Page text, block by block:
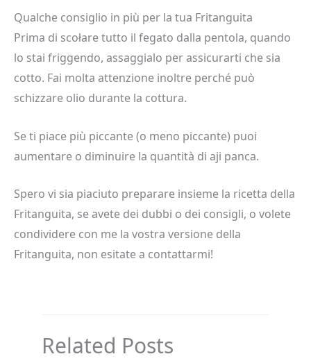
Qualche consiglio in più per la tua Fritanguita
Prima di scołare tutto il fegato dalla pentola, quando
lo stai friggendo, assaggialo per assicurarti che sia
cotto. Fai molta attenzione inoltre perché può
schizzare olio durante la cottura.
Se ti piace più piccante (o meno piccante) puoi
aumentare o diminuire la quantità di aji panca.
Spero vi sia piaciuto preparare insieme la ricetta della
Fritanguita, se avete dei dubbi o dei consigli, o volete
condividere con me la vostra versione della
Fritanguita, non esitate a contattarmi!
Related Posts